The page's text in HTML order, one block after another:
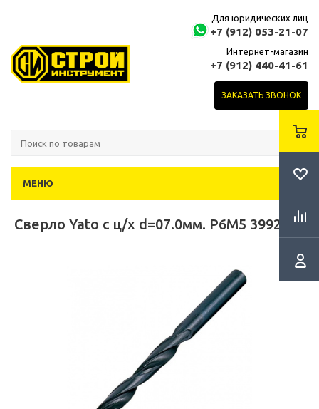
Для юридических лиц
+7 (912) 053-21-07
Интернет-магазин
+7 (912) 440-41-61
ЗАКАЗАТЬ ЗВОНОК
МЕНЮ
Сверло Yato с ц/х d=07.0мм. Р6М5 3992-YT